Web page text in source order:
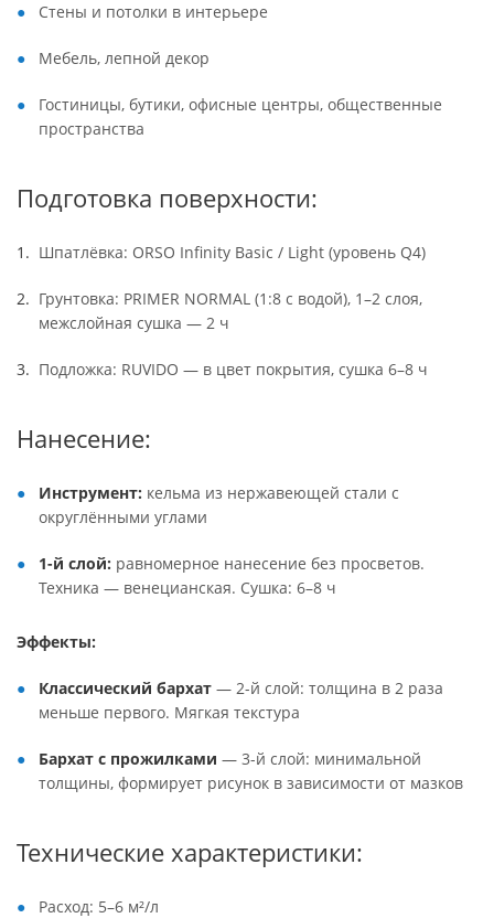
Стены и потолки в интерьере
Мебель, лепной декор
Гостиницы, бутики, офисные центры, общественные
пространства
Подготовка поверхности:
Шпатлёвка: ORSO Infinity Basic / Light (уровень Q4)
Грунтовка: PRIMER NORMAL (1:8 с водой), 1–2 слоя,
межслойная сушка — 2 ч
Подложка: RUVIDO — в цвет покрытия, сушка 6–8 ч
Нанесение:
Инструмент: кельма из нержавеющей стали с
округлёнными углами
1-й слой: равномерное нанесение без просветов.
Техника — венецианская. Сушка: 6–8 ч
Эффекты:
Классический бархат — 2-й слой: толщина в 2 раза
меньше первого. Мягкая текстура
Бархат с прожилками — 3-й слой: минимальной
толщины, формирует рисунок в зависимости от мазков
Технические характеристики:
Расход: 5–6 м²/л